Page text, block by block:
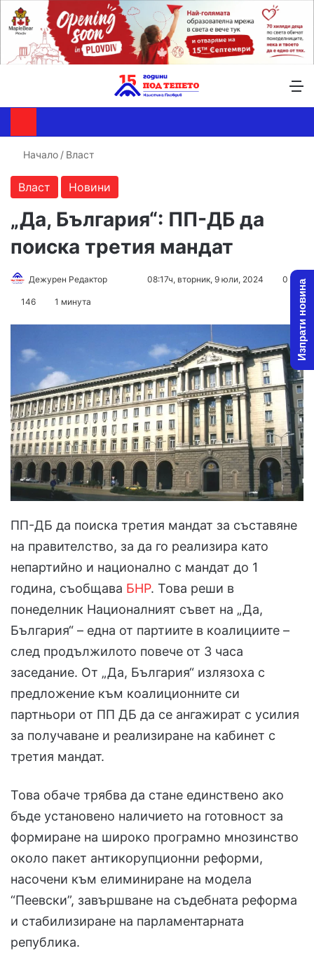
Начало / Власт
Власт Новини
„Да, България“: ПП-ДБ да
поиска третия мандат
Дежурен Редактор
Send08:17ч, вторник, 9 юли, 2024 0
146 1 минута
ПП-ДБ да поиска третия мандат за съставяне
на правителство, за да го реализира като
непартийно и национално с мандат до 1
година, съобщава БНР. Това реши в
понеделник Националният съвет на „Да,
България“ – една от партиите в коалициите –
след продължилото повече от 3 часа
заседание. От „Да, България“ излязоха с
предложение към коалиционните си
партньори от ПП ДБ да се ангажират с усилия
за получаване и реализиране на кабинет с
третия мандат.
Това обаче трябва да стане единствено ако
бъде установено наличието на готовност за
формиране на широко програмно мнозинство
около пакет антикорупционни реформи,
насочени към елиминиране на модела
“Пеевски”, завършване на съдебната реформа
и стабилизиране на парламентарната
република.
Изпрати новина